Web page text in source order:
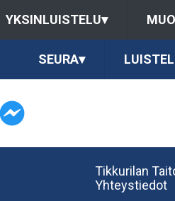
YKSINLUISTELU▾
SEURA▾
Tikkurilan
Yhteystiedot